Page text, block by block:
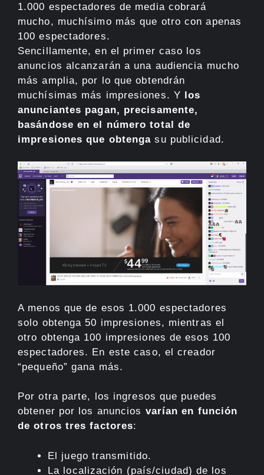
1.000 espectadores de media cobrará
mucho, muchísimo más que otro con apenas
100 espectadores.
Sencillamente, en el primer caso los
anuncios alcanzarán a una audiencia mucho
más amplia, por lo que obtendrán
muchísimas más impresiones. Y los
anunciantes pagan, precisamente,
basándose en el número total de
impresiones que obtenga su publicidad.
A menos que de esos 1.000 espectadores
solo obtenga 50 impresiones, mientras el
otro obtenga 100 impresiones de esos 100
espectadores. En este caso, el creador
“pequeño” gana más.
Por otra parte, los ingresos que puedes
obtener por los anuncios varían en función
de otros tres factores:
El juego transmitido.
La localización (país/ciudad) de los